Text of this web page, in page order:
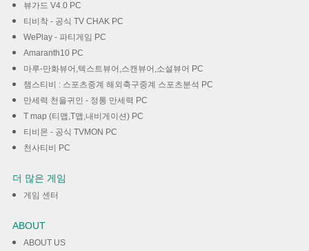
뷰가드 V4.0 PC
티비착 - 공식 TV CHAK PC
WePlay - 파티게임 PC
Amaranth10 PC
마루-만화뷰어,텍스트뷰어,스캔뷰어,소설뷰어 PC
챔스티비 : 스포츠중계 해외축구중계 스포츠분석 PC
만세력 천을귀인 - 정통 만세력 PC
T map (티맵,T맵,내비게이션) PC
티비몬 - 공식 TVMON PC
천사티비 PC
더 많은 게임
게임 센터
ABOUT
ABOUT US